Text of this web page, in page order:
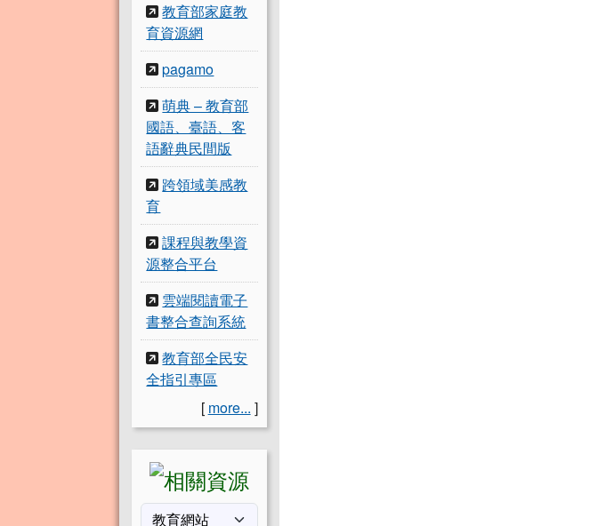
教育部家庭教
育資源網
pagamo
萌典 – 教育部
國語、臺語、客
語辭典民間版
跨領域美感教
育
課程與教學資
源整合平台
雲端閱讀電子
書整合查詢系統
教育部全民安
全指引專區
[ more... ]